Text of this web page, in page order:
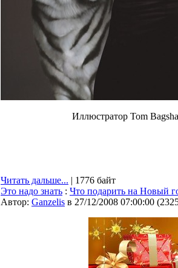
Иллюстратор Tom
Читать дальше... | 1776 байт
Это надо знать : Что подарить на Новый
Автор: Ganzelis в 27/12/2008 07:00:00 (